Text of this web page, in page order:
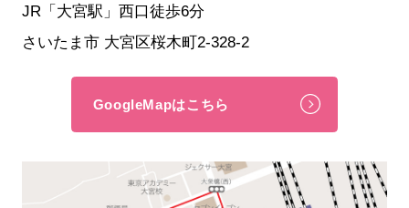
JR「大宮駅」西口徒歩6分
さいたま市 大宮区桜木町2-328-2
GoogleMapはこちら